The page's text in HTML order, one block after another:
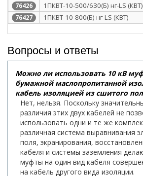
76426 1ПКВТ-10-500/630(Б) нг-LS (КВТ)
76427 1ПКВТ-10-800(Б) нг-LS (КВТ)
Вопросы и ответы
Можно ли использовать 10 кВ
бумажной маслопропитанной
кабель изоляцией из сшитого
Нет, нельзя. Поскольку
различия этих двух кабелей не
использовать одни и те же
различная система выравнивания
поля, экранирования,
кабеля и системы заземления
муфты на один вид кабеля
на кабель другого вида изоляции.